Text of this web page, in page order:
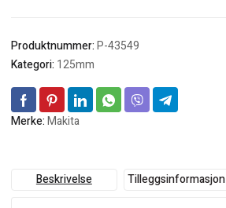
Produktnummer:P-43549
Kategori: 125mm
Merke:Makita
Beskrivelse Tilleggsinformasjon